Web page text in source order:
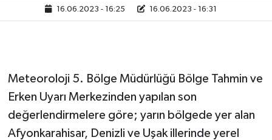
16.06.2023 - 16:25 16.06.2023 - 16:31
Meteoroloji 5. Bölge Müdürlüğü Bölge Tahmin ve
Erken Uyarı Merkezinden yapılan son
değerlendirmelere göre; yarın bölgede yer alan
Afyonkarahisar, Denizli ve Uşak illerinde yerel